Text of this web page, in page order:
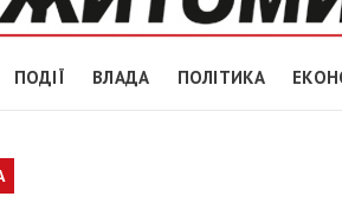
ПОДІЇ ВЛАДА ПОЛІТИКА